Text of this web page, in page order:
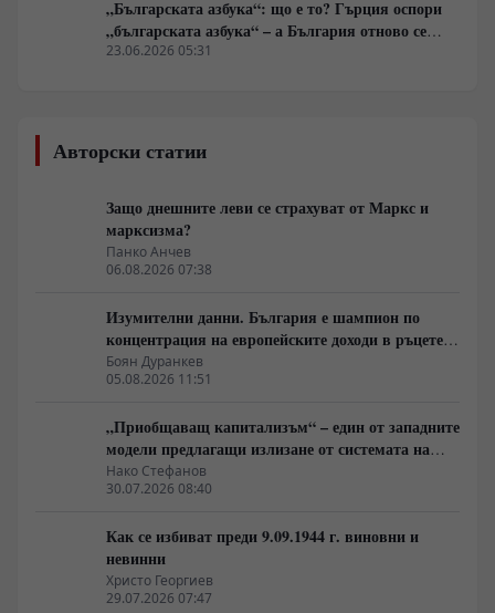
„Българската азбука“: що е то? Гърция оспори
„българската азбука“ – а България отново се
оказа неподготвена да защити очевидното
23.06.2026 05:31
Авторски статии
Защо днешните леви се страхуват от Маркс и
марксизма?
Панко Анчев
06.08.2026 07:38
Изумителни данни. България е шампион по
концентрация на европейските доходи в ръцете
на най-богатия 1%, надминава и САЩ
Боян Дуранкев
05.08.2026 11:51
„Приобщаващ капитализъм“ – един от западните
модели предлагащи излизане от системата на
неолиберализма
Нако Стефанов
30.07.2026 08:40
Как се избиват преди 9.09.1944 г. виновни и
невинни
Христо Георгиев
29.07.2026 07:47